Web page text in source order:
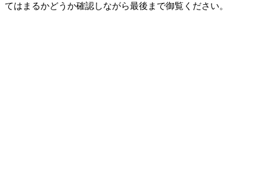
てはまるかどうか確認しながら最後まで御覧ください。